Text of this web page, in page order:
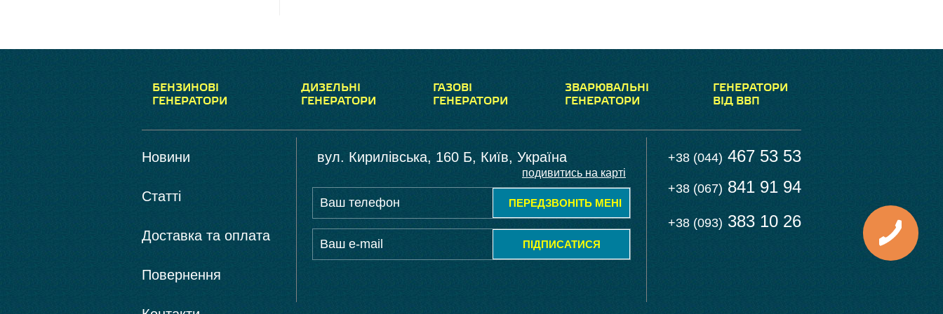
БЕНЗИНОВІ
ГЕНЕРАТОРИ
ДИЗЕЛЬНІ
ГЕНЕРАТОРИ
ГАЗОВІ
ГЕНЕРАТОРИ
ЗВАРЮВАЛЬНІ
ГЕНЕРАТОРИ
ГЕНЕРАТОРИ
ВІД ВВП
Новини
Статті
Доставка та оплата
Повернення
вул. Кирилівська, 160 Б, Київ, Україна
подивитись на карті
ПЕРЕДЗВОНІТЬ МЕНІ
ПІДПИСАТИСЯ
+38 (044) 467 53 53
+38 (067) 841 91 94
+38 (093) 383 10 26